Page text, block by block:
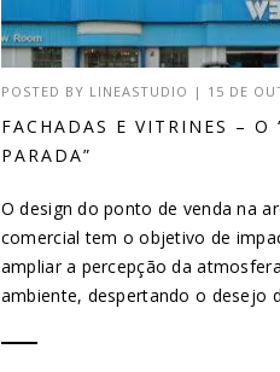
POSTED BY LINEASTUDIO | 15 DE
FACHADAS E VITRINES – O
PARADA”
O design do ponto de venda na
comercial tem o objetivo de
ampliar a percepção da
ambiente, despertando o desejo